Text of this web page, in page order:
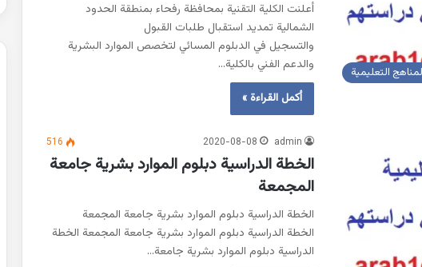
التعليمية
أعلنت الكلية التقنية بمحافظة رفحاء بمنطقة الحدود
الشمالية تمديد استقبال طلبات القبول
والتسجيل في الدبلوم المسائي لتخصص الموارد البشرية
والدعم الفني بالكلية…
أكمل القراءة »
admin
2020-08-08
516
الخطة الدراسية دبلوم الموارد بشرية جامعة
المجمعة
الخطة الدراسية دبلوم الموارد بشرية جامعة المجمعة
الخطة الدراسية دبلوم الموارد بشرية جامعة المجمعة الخطة
الدراسية دبلوم الموارد بشرية جامعة…